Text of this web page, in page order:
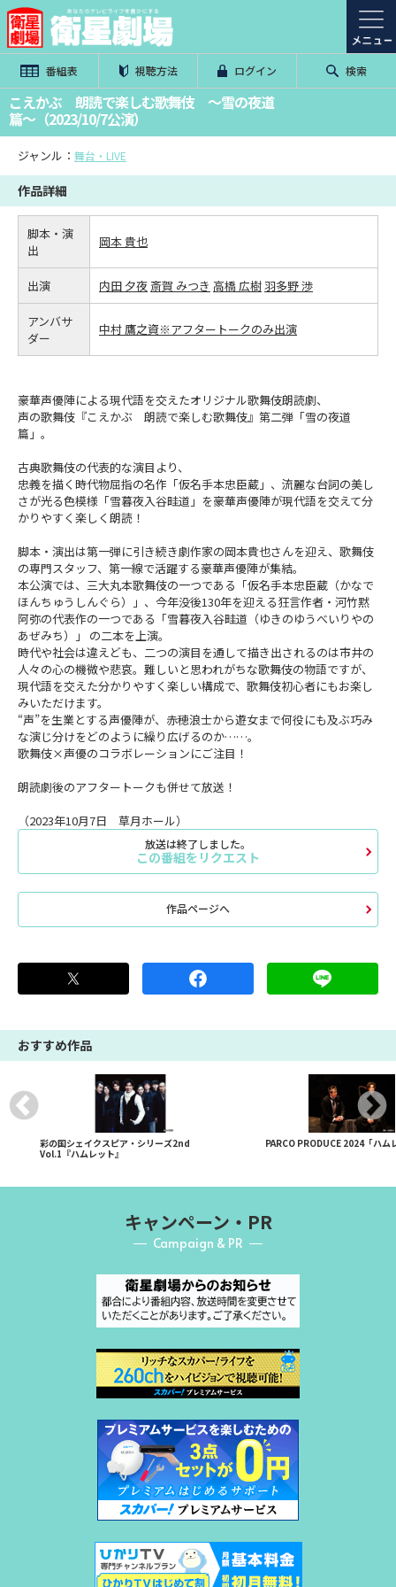
番組表 視聴方法 ログイン 検索
こえかぶ 朗読で楽しむ歌舞伎 ～雪の夜道
篇～（2023/10/7公演）
ジャンル： 舞台・LIVE
作品詳細
脚本・演
出
岡本 貴也
出演 内田 夕夜斎賀 みつき 高橋 広樹羽多野 渉
アンバサ
ダー
中村 鷹之資※アフタートークのみ出演
豪華声優陣による現代語を交えたオリジナル歌舞伎朗読劇、
声の歌舞伎『こえかぶ 朗読で楽しむ歌舞伎』第二弾「雪の夜道
篇」。
古典歌舞伎の代表的な演目より、
忠義を描く時代物屈指の名作「仮名手本忠臣蔵」、流麗な台詞の美し
さが光る色模様「雪暮夜入谷畦道」を豪華声優陣が現代語を交えて分
かりやすく楽しく朗読！
脚本・演出は第一弾に引き続き劇作家の岡本貴也さんを迎え、歌舞伎
の専門スタッフ、第一線で活躍する豪華声優陣が集結。
本公演では、三大丸本歌舞伎の一つである「仮名手本忠臣蔵（かなで
ほんちゅうしんぐら）」、今年没後130年を迎える狂言作者・河竹黙
阿弥の代表作の一つである「雪暮夜入谷畦道（ゆきのゆうべいりやの
あぜみち）」 の二本を上演。
時代や社会は違えども、二つの演目を通して描き出されるのは市井の
人々の心の機微や悲哀。難しいと思われがちな歌舞伎の物語ですが、
現代語を交えた分かりやすく楽しい構成で、歌舞伎初心者にもお楽し
みいただけます。
“声”を生業とする声優陣が、赤穂浪士から遊女まで何役にも及ぶ巧み
な演じ分けをどのように繰り広げるのか……。
歌舞伎×声優のコラボレーションにご注目！
朗読劇後のアフタートークも併せて放送！
（2023年10月7日 草月ホール）
放送は終了しました。
この番組をリクエスト
作品ページへ
おすすめ作品
彩の国シェイクスピア・シリーズ2nd
Vol.1『ハムレット』
PARCO PRODUCE 2024「ハム
キャンペーン・PR
Campaign & PR